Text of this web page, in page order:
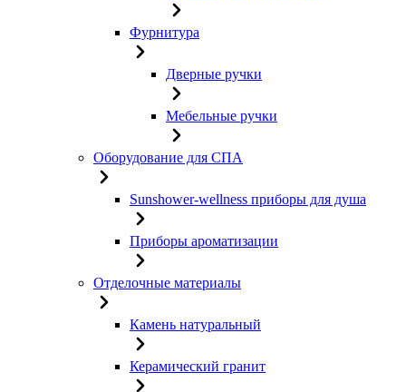
Фурнитура
Дверные ручки
Мебельные ручки
Оборудование для СПА
Sunshower-wellness приборы для душа
Приборы ароматизации
Отделочные материалы
Камень натуральный
Керамический гранит